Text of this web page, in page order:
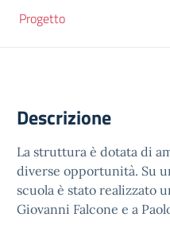
Progetto
Descrizione
La struttura è dotata di
diverse opportunità. Su
scuola è stato realizzato
Giovanni Falcone e a